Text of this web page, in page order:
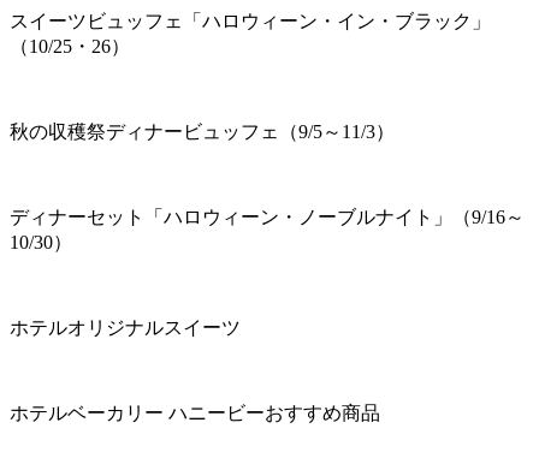
スイーツビュッフェ「ハロウィーン・イン・ブラック」
（10/25・26）
秋の収穫祭ディナービュッフェ（9/5～11/3）
ディナーセット「ハロウィーン・ノーブルナイト」（9/16～
10/30）
ホテルオリジナルスイーツ
ホテルベーカリー ハニービーおすすめ商品